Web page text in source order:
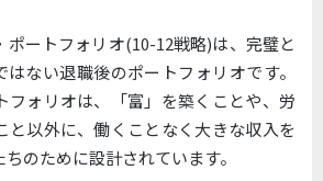
ポートフォリオ(10-12戦略)は、完璧と
ない退職後のポートフォリオです。
フォリオは、「富」を築くことや、労
と以外に、働くことなく大きな収入を
のために設計されています。